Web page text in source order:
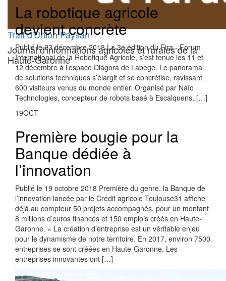
Trait d'Union Paysan
Journal d'informations agricoles et rurales de la
Haute-Garonne
La robotique agricole
devient concrète
Publié le 23 décembre 2018 La 3e édition du Fira - Forum
International de la Robotique Agricole, s’est tenue les 11 et
12 décembre à l’espace Diagora de Labège. Le panorama
de solutions techniques s’élargit et se concrétise, ravissant
600 visiteurs venus du monde entier. Organisé par Naïo
Technologies, concepteur de robots basé à Escalquens, […]
19OCT
Première bougie pour la
Banque dédiée à
l’innovation
Publié le 19 octobre 2018 Première du genre, la Banque de
l’innovation lancée par le Crédit agricole Toulouse31 affiche
déjà au compteur 50 projets accompagnés, pour un montant
8 millions d’euros financés et 150 emplois créés en Haute-
Garonne. « La création d’entreprise est un véritable enjeu
pour le dynamisme de notre territoire. En 2017, environ 7500
entreprises se sont créées en Haute-Garonne. Les
entreprises innovantes ont […]